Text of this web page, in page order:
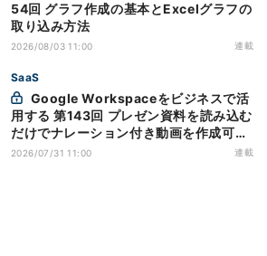
54回 グラフ作成の基本とExcelグラフの
取り込み方法
2026/08/03 11:00 連載
SaaS
用する 第143回 プレゼン資料を読み込む
だけでナレーション付き動画を作成可能
になった「Google Vids」
2026/07/31 11:00 連載